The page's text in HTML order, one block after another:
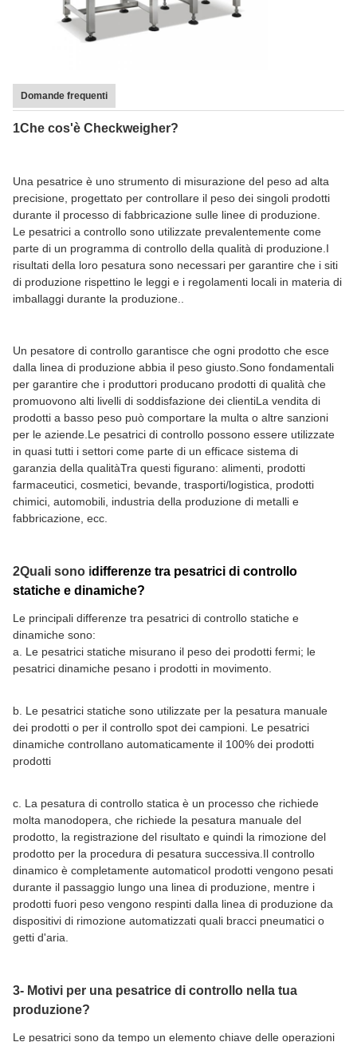
Domande frequenti
1Che cos'è Checkweigher?
Una pesatrice è uno strumento di misurazione del peso ad alta
precisione, progettato per controllare il peso dei singoli prodotti
durante il processo di fabbricazione sulle linee di produzione.
Le pesatrici a controllo sono utilizzate prevalentemente come
parte di un programma di controllo della qualità di produzione.I
risultati della loro pesatura sono necessari per garantire che i siti
di produzione rispettino le leggi e i regolamenti locali in materia di
imballaggi durante la produzione..
Un pesatore di controllo garantisce che ogni prodotto che esce
dalla linea di produzione abbia il peso giusto.Sono fondamentali
per garantire che i produttori producano prodotti di qualità che
promuovono alti livelli di soddisfazione dei clientiLa vendita di
prodotti a basso peso può comportare la multa o altre sanzioni
per le aziende.Le pesatrici di controllo possono essere utilizzate
in quasi tutti i settori come parte di un efficace sistema di
garanzia della qualitàTra questi figurano: alimenti, prodotti
farmaceutici, cosmetici, bevande, trasporti/logistica, prodotti
chimici, automobili, industria della produzione di metalli e
fabbricazione, ecc.
2Quali sono idifferenze tra pesatrici di controllo
statiche e dinamiche?
Le principali differenze tra pesatrici di controllo statiche e
dinamiche sono:
a. Le pesatrici statiche misurano il peso dei prodotti fermi; le
pesatrici dinamiche pesano i prodotti in movimento.
b. Le pesatrici statiche sono utilizzate per la pesatura manuale
dei prodotti o per il controllo spot dei campioni. Le pesatrici
dinamiche controllano automaticamente il 100% dei prodotti
prodotti
c. La pesatura di controllo statica è un processo che richiede
molta manodopera, che richiede la pesatura manuale del
prodotto, la registrazione del risultato e quindi la rimozione del
prodotto per la procedura di pesatura successiva.Il controllo
dinamico è completamente automaticoI prodotti vengono pesati
durante il passaggio lungo una linea di produzione, mentre i
prodotti fuori peso vengono respinti dalla linea di produzione da
dispositivi di rimozione automatizzati quali bracci pneumatici o
getti d'aria.
3- Motivi per una pesatrice di controllo nella tua
produzione?
Le pesatrici sono da tempo un elemento chiave delle operazioni